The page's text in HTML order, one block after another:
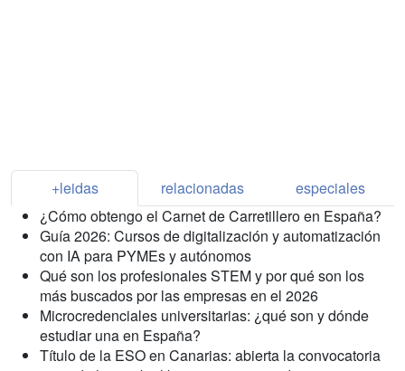
+leidas relacionadas
especiales
¿Cómo obtengo el Carnet de Carretillero en España?
Guía 2026: Cursos de digitalización y automatización
con IA para PYMEs y autónomos
Qué son los profesionales STEM y por qué son los
más buscados por las empresas en el 2026
Microcredenciales universitarias: ¿qué son y dónde
estudiar una en España?
Título de la ESO en Canarias: abierta la convocatoria